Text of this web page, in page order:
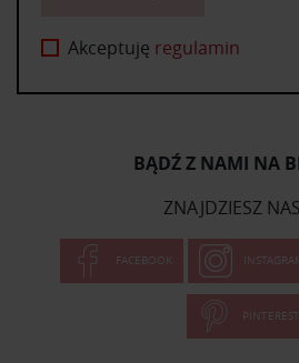
Akceptuję regulamin
BĄDŹ Z NAMI NA
ZNAJDZIESZ
FACEBOOK
PINTEREST